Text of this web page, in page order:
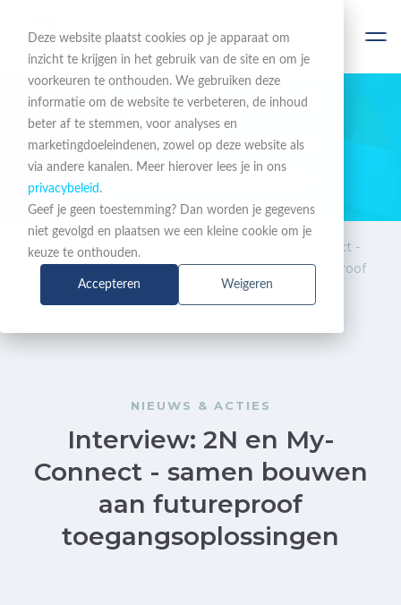
Deze website plaatst cookies op je apparaat om
inzicht te krijgen in het gebruik van de site en om je
voorkeuren te onthouden. We gebruiken deze
informatie om de website te verbeteren, de inhoud
beter af te stemmen, voor analyses en
marketingdoeleindenen, zowel op deze website als
via andere kanalen. Meer hierover lees je in ons
privacybeleid .
Geef je geen toestemming? Dan worden je gegevens
niet gevolgd en plaatsen we een kleine cookie om je
keuze te onthouden.
Accepteren Weigeren
BLIJF OP DE HOOGTE
Nieuws & Acties
Nieuws
&
Acties
Interview: 2N en My-Connect -
samen bouwen aan futureproof
toegangsoplossingen
NIEUWS & ACTIES
Interview: 2N en My-
Connect - samen bouwen
aan futureproof
toegangsoplossingen